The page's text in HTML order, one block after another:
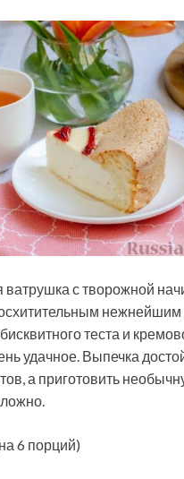
ватрушка с творожной
нежнейшим
теста и
удачное. Выпечка
а приготовить
6 порций)